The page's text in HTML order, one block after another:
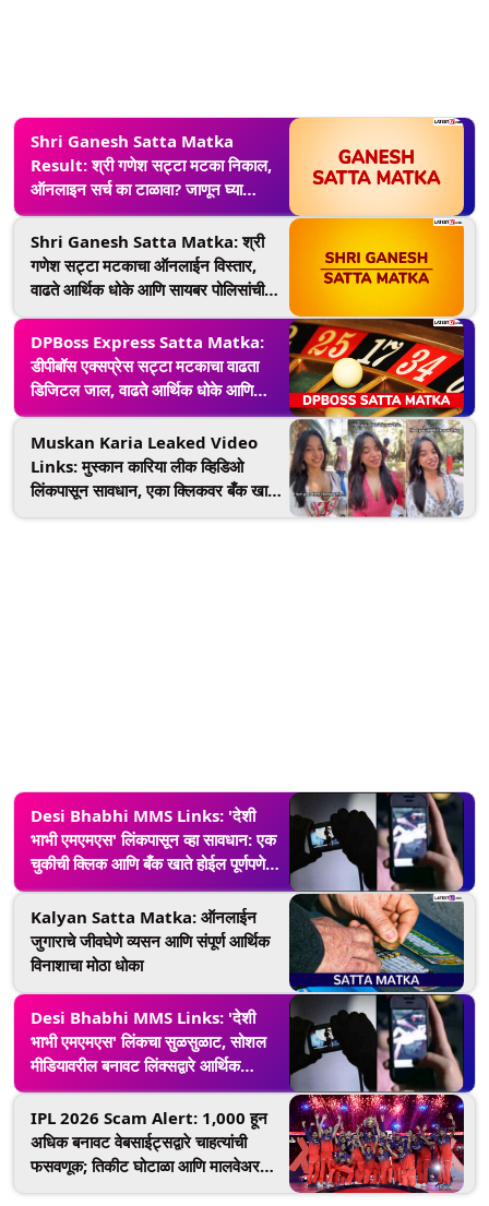
Shri Ganesh Satta Matka
Result: श्री गणेश सट्टा मटका निकाल,
ऑनलाइन सर्च का टाळावा? जाणून घ्या
कायदेशीर आणि सायबर सुरक्षेचे धोके
Shri Ganesh Satta Matka: श्री
गणेश सट्टा मटकाचा ऑनलाईन विस्तार,
वाढते आर्थिक धोके आणि सायबर पोलिसांची
कायदेशीर कारवाई
DPBoss Express Satta Matka:
डीपीबॉस एक्सप्रेस सट्टा मटकाचा वाढता
डिजिटल जाल, वाढते आर्थिक धोके आणि
सायबर पोलिसांची कडक कारवाई
Muskan Karia Leaked Video
Links: मुस्कान कारिया लीक व्हिडिओ
लिंकपासून सावधान, एका क्लिकवर बँक खाते
Desi Bhabhi MMS Links: 'देशी
भाभी एमएमएस' लिंकपासून व्हा सावधान: एक
चुकीची क्लिक आणि बँक खाते होईल पूर्णपणे
रिकामे
Kalyan Satta Matka: ऑनलाईन
जुगाराचे जीवघेणे व्यसन आणि संपूर्ण आर्थिक
विनाशाचा मोठा धोका
Desi Bhabhi MMS Links: 'देशी
भाभी एमएमएस' लिंकचा सुळसुळाट, सोशल
मीडियावरील बनावट लिंक्सद्वारे आर्थिक
फसवणुकीचे मोठे जाळे
IPL 2026 Scam Alert: 1,000 हून
अधिक बनावट वेबसाईट्सद्वारे चाहत्यांची
फसवणूक; तिकीट घोटाळा आणि मालवेअरचा